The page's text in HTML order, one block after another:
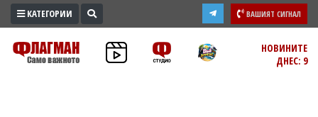
ПРОМО
ЗОНА
КАТЕГОРИИ ВАШИЯТ СИГНАЛ
НОВИНИТЕ
ДНЕС: 9